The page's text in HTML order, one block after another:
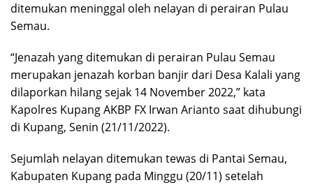
ditemukan meninggal oleh nelayan di perairan Pulau
Semau.
“Jenazah yang ditemukan di perairan Pulau Semau
merupakan jenazah korban banjir dari Desa Kalali yang
dilaporkan hilang sejak 14 November 2022,” kata
Kapolres Kupang AKBP FX Irwan Arianto saat dihubungi
di Kupang, Senin (21/11/2022).
Sejumlah nelayan ditemukan tewas di Pantai Semau,
Kabupaten Kupang pada Minggu (20/11) setelah